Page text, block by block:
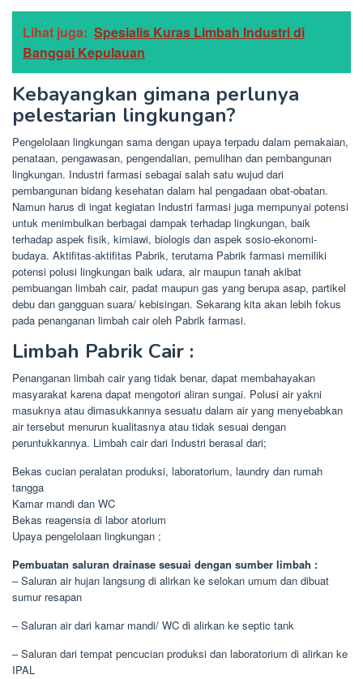
Lihat juga: Spesialis Kuras Limbah Industri di
Banggai Kepulauan
Kebayangkan gimana perlunya
pelestarian lingkungan?
Pengelolaan lingkungan sama dengan upaya terpadu dalam pemakaian,
penataan, pengawasan, pengendalian, pemulihan dan pembangunan
lingkungan. Industri farmasi sebagai salah satu wujud dari
pembangunan bidang kesehatan dalam hal pengadaan obat-obatan.
Namun harus di ingat kegiatan Industri farmasi juga mempunyai potensi
untuk menimbulkan berbagai dampak terhadap lingkungan, baik
terhadap aspek fisik, kimiawi, biologis dan aspek sosio-ekonomi-
budaya. Aktifitas-aktifitas Pabrik, terutama Pabrik farmasi memiliki
potensi polusi lingkungan baik udara, air maupun tanah akibat
pembuangan limbah cair, padat maupun gas yang berupa asap, partikel
debu dan gangguan suara/ kebisingan. Sekarang kita akan lebih fokus
pada penanganan limbah cair oleh Pabrik farmasi.
Limbah Pabrik Cair :
Penanganan limbah cair yang tidak benar, dapat membahayakan
masyarakat karena dapat mengotori aliran sungai. Polusi air yakni
masuknya atau dimasukkannya sesuatu dalam air yang menyebabkan
air tersebut menurun kualitasnya atau tidak sesuai dengan
peruntukkannya. Limbah cair dari Industri berasal dari;
Bekas cucian peralatan produksi, laboratorium, laundry dan rumah
tangga
Kamar mandi dan WC
Bekas reagensia di labor atorium
Upaya pengelolaan lingkungan ;
Pembuatan saluran drainase sesuai dengan sumber limbah :
– Saluran air hujan langsung di alirkan ke selokan umum dan dibuat
sumur resapan
– Saluran air dari kamar mandi/ WC di alirkan ke septic tank
– Saluran dari tempat pencucian produksi dan laboratorium di alirkan ke
IPAL